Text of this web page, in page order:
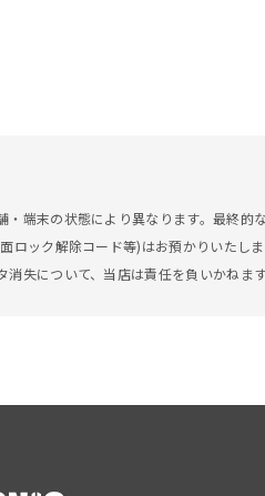
・端末の状態により異なります。最終的
ロック解除コード等)はお預かりいたしま
消失について、当店は責任を負いかねま